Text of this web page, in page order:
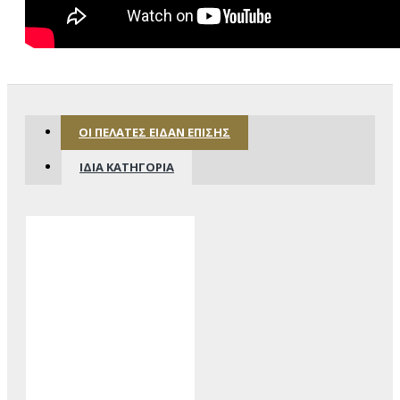
ΟΙ ΠΕΛΆΤΕΣ ΕΊΔΑΝ ΕΠΊΣΗΣ
ΊΔΙΑ ΚΑΤΗΓΟΡΊΑ